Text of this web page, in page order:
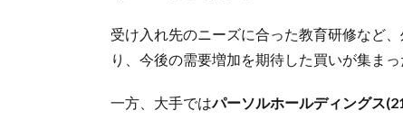
受け入れ先のニーズに合った教育研修など
り、今後の需要増加を期待した買いが集まっ
一方、大手ではパーソルホールディングス